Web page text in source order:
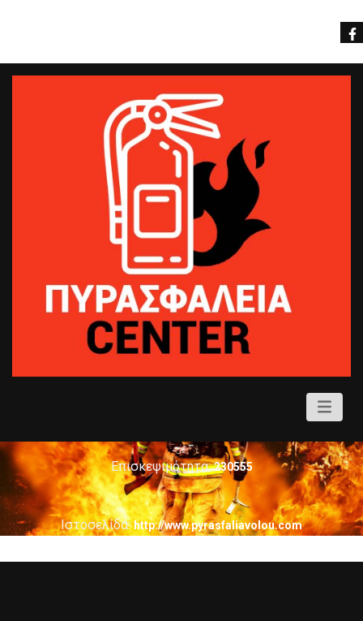
Νέγρη 13 με Νικολαΐδη (πλησίον Διεύθυνσης
Συγκοινωνιών - Μηχανολογικό), Βόλος,
Τ.Κ.: 38334
Τηλέφωνο:2421064652
6971564942 ΝΤΑΗΣ ΧΑΡΑΛΑΜΠΟΣ
E-mail:pyrasfaliavolou@gmail.com
Υπεύθυνος:Μπατάκα - Νταή Αργυρώ
ΠΥΡΟΣΒΕΣΤΗΡΕΣ – ΕΞΟΠΛΙΣΜΟΣ – ΑΝΑΓΟΜΩΣΕΙΣ
Επισκεψιμότητα:230555
Ιστοσελίδα: http://www.pyrasfaliavolou.com